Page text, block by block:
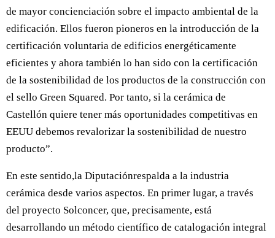
de mayor concienciación sobre el impacto ambiental de la
edificación. Ellos fueron pioneros en la introducción de la
certificación voluntaria de edificios energéticamente
eficientes y ahora también lo han sido con la certificación
de la sostenibilidad de los productos de la construcción con
el sello Green Squared. Por tanto, si la cerámica de
Castellón quiere tener más oportunidades competitivas en
EEUU debemos revalorizar la sostenibilidad de nuestro
producto”.
En este sentido,la Diputaciónrespalda a la industria
cerámica desde varios aspectos. En primer lugar, a través
del proyecto Solconcer, que, precisamente, está
desarrollando un método científico de catalogación integral